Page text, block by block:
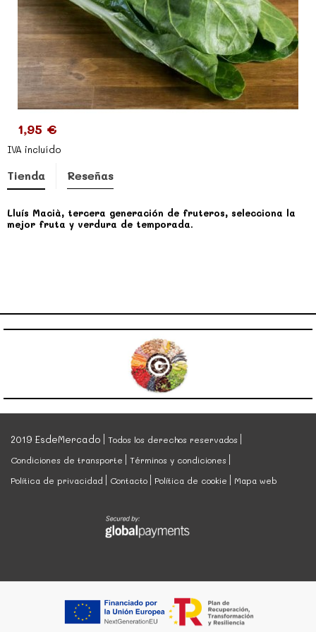
1,95 €
IVA incluído
Tienda Reseñas
Lluís Macià, tercera generación de fruteros, selecciona la
mejor fruta y verdura de temporada.
2019 EsdeMercado
Todos los derechos reservados
Condiciones de transporte
Términos y condiciones
Política de privacidad
Contacto Política de cookie Mapa web